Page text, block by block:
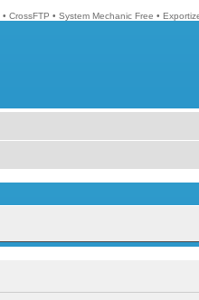
• CrossFTP • System Mechanic Free •